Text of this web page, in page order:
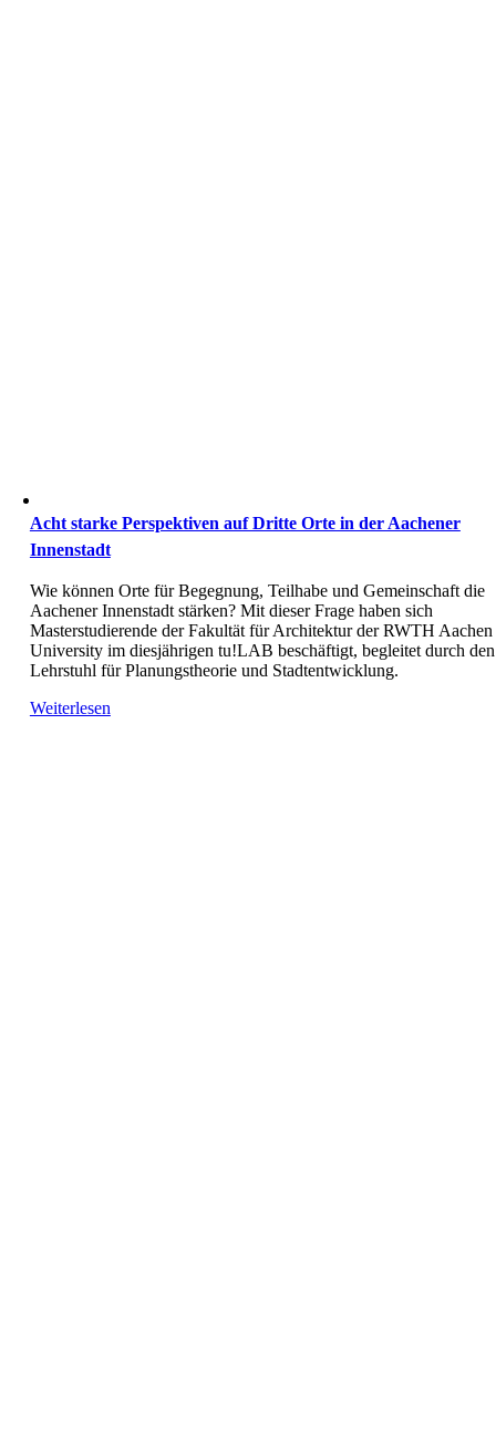
Acht starke Perspektiven auf Dritte Orte in der Aachener
Innenstadt
Wie können Orte für Begegnung, Teilhabe und Gemeinschaft die
Aachener Innenstadt stärken? Mit dieser Frage haben sich
Masterstudierende der Fakultät für Architektur der RWTH Aachen
University im diesjährigen tu!LAB beschäftigt, begleitet durch den
Lehrstuhl für Planungstheorie und Stadtentwicklung.
Weiterlesen